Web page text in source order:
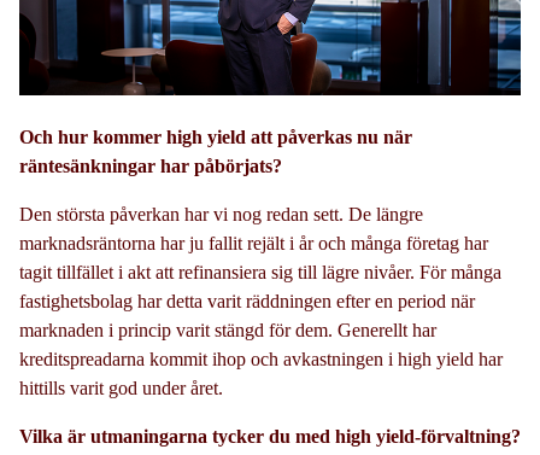
Och hur kommer high yield att påverkas nu när
räntesänkningar har påbörjats?
Den största påverkan har vi nog redan sett. De längre
marknadsräntorna har ju fallit rejält i år och många företag har
tagit tillfället i akt att refinansiera sig till lägre nivåer. För många
fastighetsbolag har detta varit räddningen efter en period när
marknaden i princip varit stängd för dem. Generellt har
kreditspreadarna kommit ihop och avkastningen i high yield har
hittills varit god under året.
Vilka är utmaningarna tycker du med high yield-förvaltning?